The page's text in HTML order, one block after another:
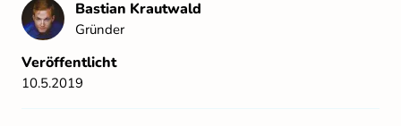
Bastian Krautwald
Gründer
Veröffentlicht
10.5.2019